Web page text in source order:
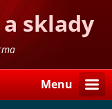
sklady
Menu